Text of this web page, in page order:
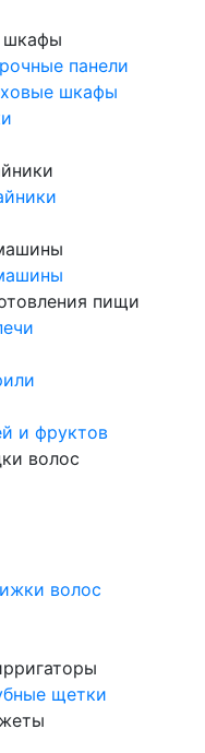
шкафы
панели
шкафы
пищи
и фруктов
волос
волос
щетки